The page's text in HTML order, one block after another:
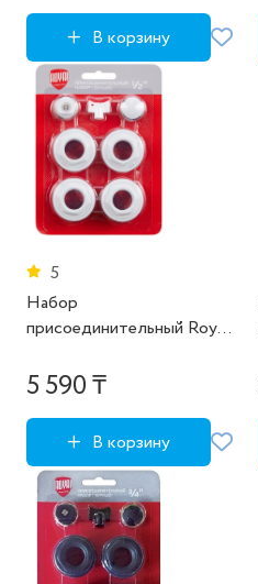
В корзину
5
Набор
присоединительный Royal
5 590 ₸
В корзину